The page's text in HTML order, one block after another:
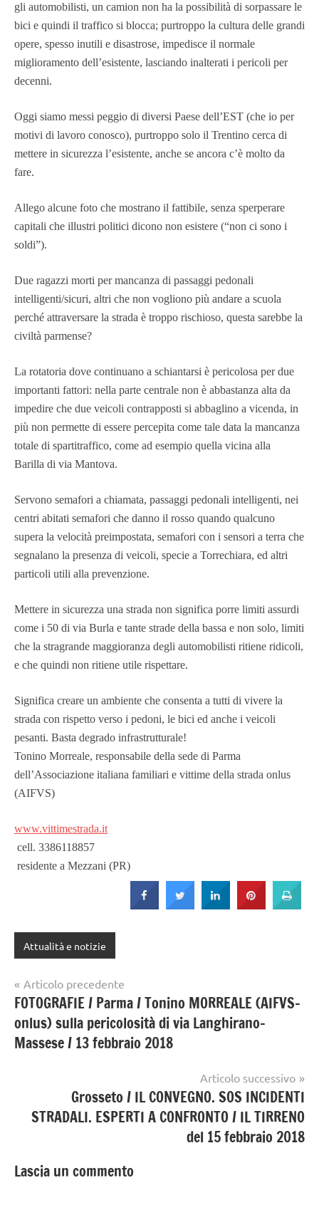
gli automobilisti, un camion non ha la possibilità di sorpassare le
bici e quindi il traffico si blocca; purtroppo la cultura delle grandi
opere, spesso inutili e disastrose, impedisce il normale
miglioramento dell’esistente, lasciando inalterati i pericoli per
decenni.
Oggi siamo messi peggio di diversi Paese dell’EST (che io per
motivi di lavoro conosco), purtroppo solo il Trentino cerca di
mettere in sicurezza l’esistente, anche se ancora c’è molto da
fare.
Allego alcune foto che mostrano il fattibile, senza sperperare
capitali che illustri politici dicono non esistere (“non ci sono i
soldi”).
Due ragazzi morti per mancanza di passaggi pedonali
intelligenti/sicuri, altri che non vogliono più andare a scuola
perché attraversare la strada è troppo rischioso, questa sarebbe la
civiltà parmense?
La rotatoria dove continuano a schiantarsi è pericolosa per due
importanti fattori: nella parte centrale non è abbastanza alta da
impedire che due veicoli contrapposti si abbaglino a vicenda, in
più non permette di essere percepita come tale data la mancanza
totale di spartitraffico, come ad esempio quella vicina alla
Barilla di via Mantova.
Servono semafori a chiamata, passaggi pedonali intelligenti, nei
centri abitati semafori che danno il rosso quando qualcuno
supera la velocità preimpostata, semafori con i sensori a terra che
segnalano la presenza di veicoli, specie a Torrechiara, ed altri
particoli utili alla prevenzione.
Mettere in sicurezza una strada non significa porre limiti assurdi
come i 50 di via Burla e tante strade della bassa e non solo, limiti
che la stragrande maggioranza degli automobilisti ritiene ridicoli,
e che quindi non ritiene utile rispettare.
Significa creare un ambiente che consenta a tutti di vivere la
strada con rispetto verso i pedoni, le bici ed anche i veicoli
pesanti. Basta degrado infrastrutturale!
Tonino Morreale, responsabile della sede di Parma
dell’Associazione italiana familiari e vittime della strada onlus
(AIFVS)
www.vittimestrada.it
cell. 3386118857
residente a Mezzani (PR)
Attualità e notizie
Navigazione
articoli
Articolo precedente
FOTOGRAFIE / Parma / Tonino MORREALE (AIFVS-
onlus) sulla pericolosità di via Langhirano-
Massese / 13 febbraio 2018
Articolo successivo
Grosseto / IL CONVEGNO. SOS INCIDENTI
STRADALI. ESPERTI A CONFRONTO / IL TIRRENO
del 15 febbraio 2018
Lascia un commento